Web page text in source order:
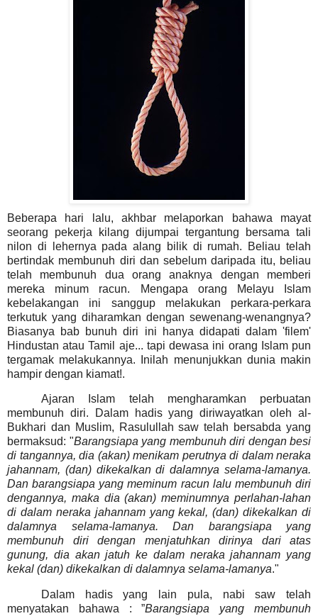
Beberapa hari lalu, akhbar melaporkan bahawa mayat
seorang pekerja kilang dijumpai tergantung bersama tali
nilon di lehernya pada alang bilik di rumah. Beliau telah
bertindak membunuh diri dan sebelum daripada itu, beliau
telah membunuh dua orang anaknya dengan memberi
mereka minum racun. Mengapa orang Melayu Islam
kebelakangan ini sanggup melakukan perkara-perkara
terkutuk yang diharamkan dengan sewenang-wenangnya?
Biasanya bab bunuh diri ini hanya didapati dalam 'filem'
Hindustan atau Tamil aje... tapi dewasa ini orang Islam pun
tergamak melakukannya. Inilah menunjukkan dunia makin
hampir dengan kiamat!.
Ajaran Islam telah mengharamkan perbuatan
membunuh diri.
Dalam hadis yang diriwayatkan oleh al-
Bukhari dan Muslim, Rasulullah saw telah bersabda yang
bermaksud: "Barangsiapa yang membunuh diri dengan besi
di tangannya, dia (akan) menikam perutnya di dalam neraka
jahannam, (dan) dikekalkan di dalamnya selama-lamanya.
Dan barangsiapa yang meminum racun lalu membunuh diri
dengannya, maka dia (akan) meminumnya perlahan-lahan
di dalam neraka jahannam yang kekal, (dan) dikekalkan di
dalamnya selama-lamanya. Dan barangsiapa yang
membunuh diri dengan menjatuhkan dirinya dari atas
gunung, dia akan jatuh ke dalam neraka jahannam yang
kekal (dan) dikekalkan di dalamnya selama-lamanya."
Dalam hadis yang lain pula, nabi saw telah
menyatakan bahawa : ”Barangsiapa yang membunuh